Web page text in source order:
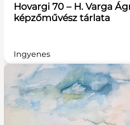
Hovargi 70 – H. Varga
képzőművész tárlata
Ingyenes